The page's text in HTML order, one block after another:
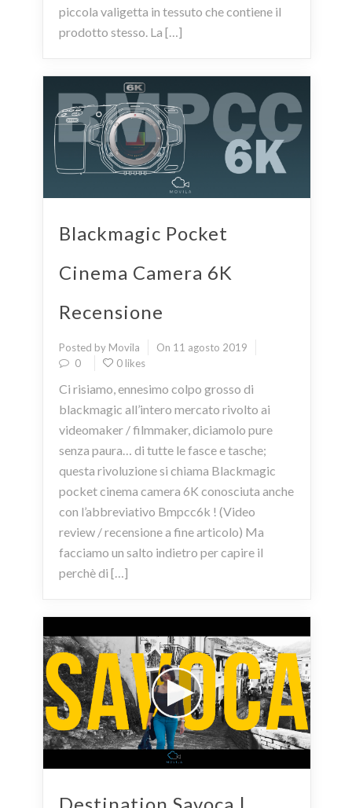
piccola valigetta in tessuto che contiene il
prodotto stesso. La […]
Blackmagic Pocket
Cinema Camera 6K
Recensione
Posted by Movila
On 11 agosto 2019
0
0 likes
Ci risiamo, ennesimo colpo grosso di
blackmagic all’intero mercato rivolto ai
videomaker / filmmaker, diciamolo pure
senza paura… di tutte le fasce e tasche;
questa rivoluzione si chiama Blackmagic
pocket cinema camera 6K conosciuta anche
con l’abbreviativo Bmpcc6k ! (Video
review / recensione a fine articolo) Ma
facciamo un salto indietro per capire il
perchè di […]
Destination Savoca |